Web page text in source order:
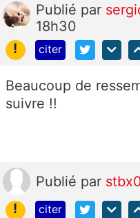
Publié par
18h30
!
citer
Beaucoup de
suivre !!
Publié par
!
citer